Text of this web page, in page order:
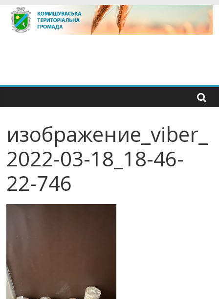
Skip
content
изображение_viber_
2022-03-18_18-46-
22-746